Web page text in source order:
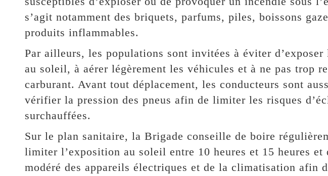
s’agit notamment des briquets, parfums, piles, boissons
produits inflammables.
Par ailleurs, les populations sont invitées à éviter d’exposer
au soleil, à aérer légèrement les véhicules et à ne pas trop
carburant. Avant tout déplacement, les conducteurs sont
vérifier la pression des pneus afin de limiter les risques
surchauffées.
Sur le plan sanitaire, la Brigade conseille de boire
limiter l’exposition au soleil entre 10 heures et 15 heures et
modéré des appareils électriques et de la climatisation afin